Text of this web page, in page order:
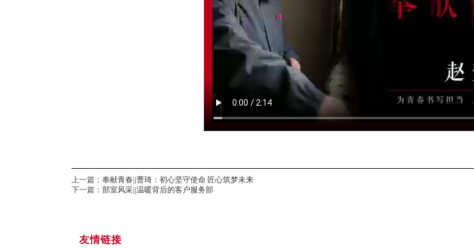
上一篇： 奉献青春||曹琦：初心坚守使命 匠心筑梦未来
下一篇： 部室风采||温暖背后的客户服务部
友情链接